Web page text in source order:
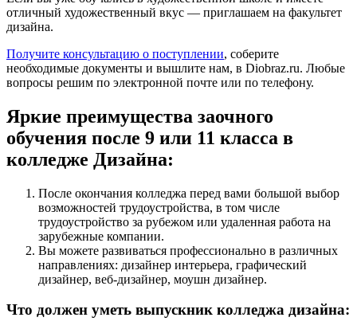
отличный художественный вкус — приглашаем на факультет
дизайна.
Получите консультацию о поступлении, соберите
необходимые документы и вышлите нам, в Diobraz.ru. Любые
вопросы решим по электронной почте или по телефону.
Яркие преимущества заочного
обучения после 9 или 11 класса в
колледже Дизайна:
После окончания колледжа перед вами большой выбор
возможностей трудоустройства, в том числе
трудоустройство за рубежом или удаленная работа на
зарубежные компании.
Вы можете развиваться профессионально в различных
направлениях: дизайнер интерьера, графический
дизайнер, веб-дизайнер, моушн дизайнер.
Что должен уметь выпускник колледжа дизайна: